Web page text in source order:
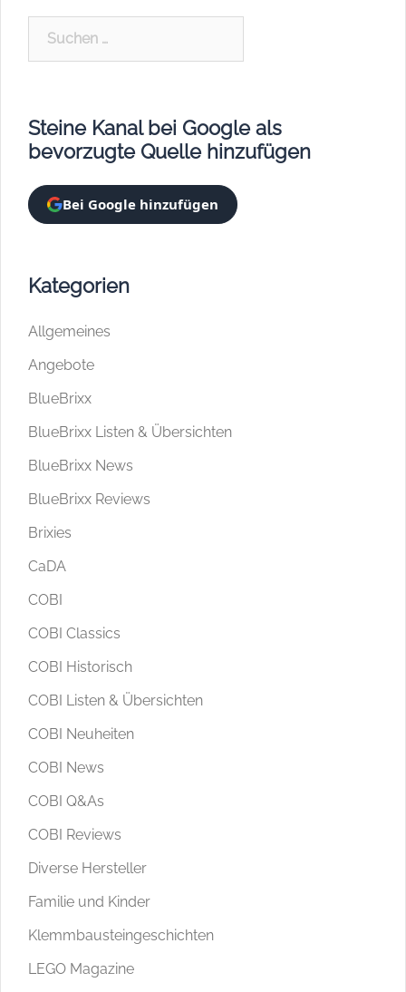
Steine Kanal bei Google als
bevorzugte Quelle hinzufügen
Bei Google hinzufügen
Kategorien
Allgemeines
Angebote
BlueBrixx
BlueBrixx Listen & Übersichten
BlueBrixx News
BlueBrixx Reviews
Brixies
CaDA
COBI
COBI Classics
COBI Historisch
COBI Listen & Übersichten
COBI Neuheiten
COBI News
COBI Q&As
COBI Reviews
Diverse Hersteller
Familie und Kinder
Klemmbausteingeschichten
LEGO Magazine